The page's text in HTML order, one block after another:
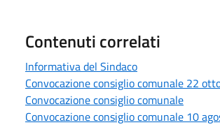
Contenuti correlati
Informativa del Sindaco
Convocazione consiglio comunale 22
Convocazione consiglio comunale
Convocazione consiglio comunale 10